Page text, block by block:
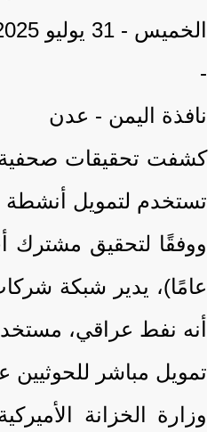
الخميس - 31 يوليو 2025 - 03:30 ص بتوقيت عدن
-
نافذة اليمن - عدن
كشفت تحقيقات صحفية
تستخدم لتمويل أنشطة
عامًا)، يدير شبكة
أنه نفط عراقي،
تمويل مباشر للحوثيين
وزارة الخزانة